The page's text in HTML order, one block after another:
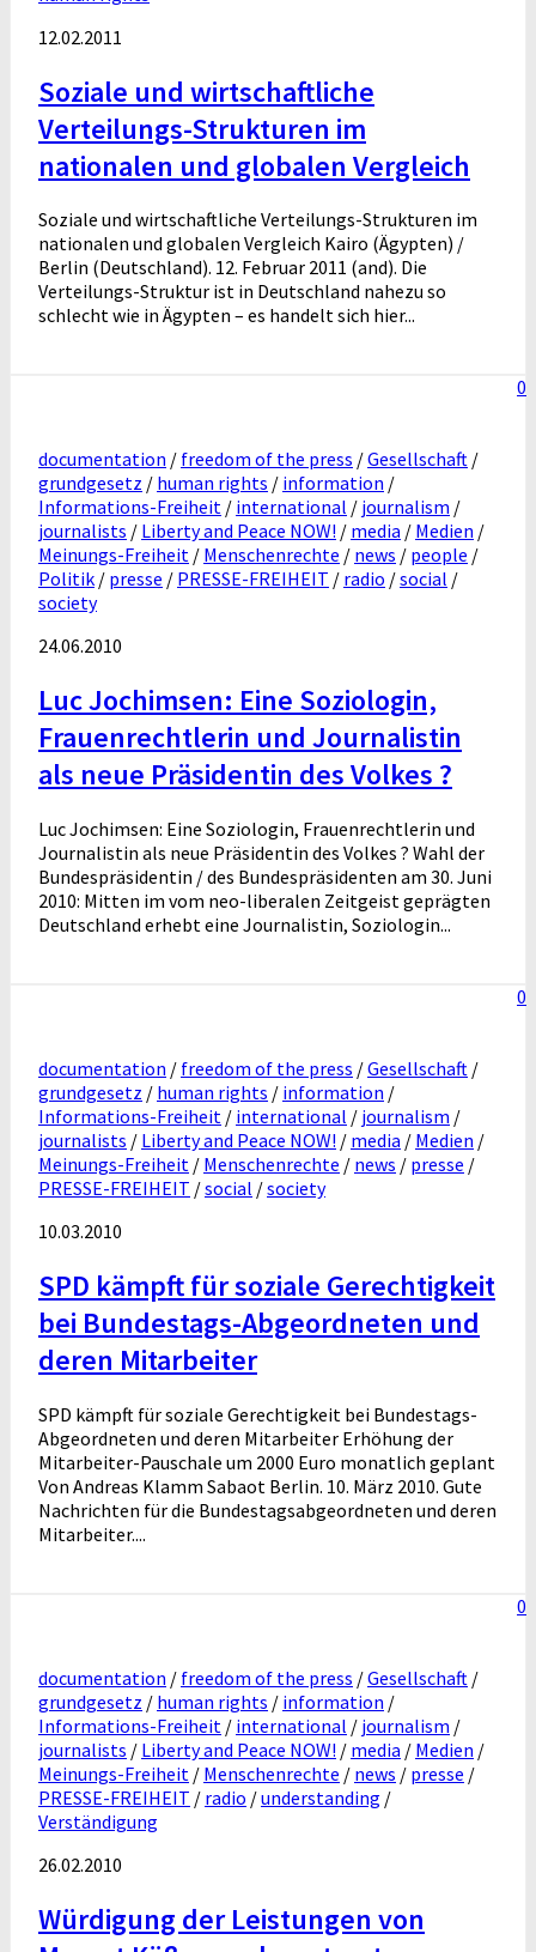
12.02.2011
Soziale und wirtschaftliche
Verteilungs-Strukturen im
nationalen und globalen Vergleich
Soziale und wirtschaftliche Verteilungs-Strukturen im
nationalen und globalen Vergleich Kairo (Ägypten) /
Berlin (Deutschland). 12. Februar 2011 (and). Die
Verteilungs-Struktur ist in Deutschland nahezu so
schlecht wie in Ägypten – es handelt sich hier...
0
documentation / freedom of the press /Gesellschaft /
grundgesetz / human rights / information /
Informations-Freiheit / international / journalism /
journalists / Liberty and Peace NOW! / media / Medien /
Meinungs-Freiheit / Menschenrechte / news / people /
Politik / presse / PRESSE-FREIHEIT / radio /social /
society
24.06.2010
Luc Jochimsen: Eine Soziologin,
Frauenrechtlerin und Journalistin
als neue Präsidentin des Volkes ?
Luc Jochimsen: Eine Soziologin, Frauenrechtlerin und
Journalistin als neue Präsidentin des Volkes ? Wahl der
Bundespräsidentin / des Bundespräsidenten am 30. Juni
2010: Mitten im vom neo-liberalen Zeitgeist geprägten
Deutschland erhebt eine Journalistin, Soziologin...
0
documentation / freedom of the press /Gesellschaft /
grundgesetz / human rights / information /
Informations-Freiheit / international / journalism /
journalists / Liberty and Peace NOW! / media / Medien /
Meinungs-Freiheit / Menschenrechte / news / presse /
PRESSE-FREIHEIT /social /society
10.03.2010
SPD kämpft für soziale Gerechtigkeit
bei Bundestags-Abgeordneten und
deren Mitarbeiter
SPD kämpft für soziale Gerechtigkeit bei Bundestags-
Abgeordneten und deren Mitarbeiter Erhöhung der
Mitarbeiter-Pauschale um 2000 Euro monatlich geplant
Von Andreas Klamm Sabaot Berlin. 10. März 2010. Gute
Nachrichten für die Bundestagsabgeordneten und deren
Mitarbeiter....
0
documentation / freedom of the press /Gesellschaft /
grundgesetz / human rights / information /
Informations-Freiheit / international / journalism /
journalists / Liberty and Peace NOW! / media / Medien /
Meinungs-Freiheit / Menschenrechte / news / presse /
PRESSE-FREIHEIT / radio /understanding /
Verständigung
26.02.2010
Würdigung der Leistungen von